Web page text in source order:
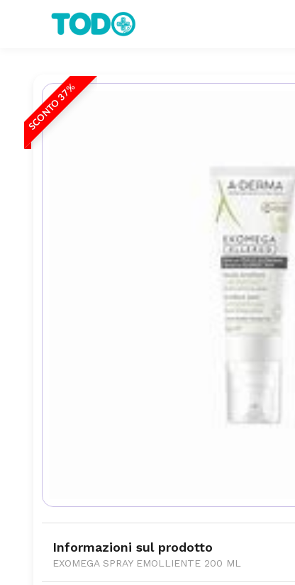
SCONTO 37%
Informazioni sul prodotto
EXOMEGA SPRAY EMOLLIENTE 200 ML